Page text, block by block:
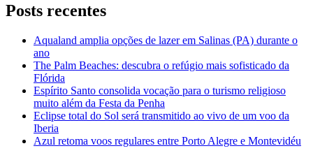
Posts recentes
Aqualand amplia opções de lazer em Salinas (PA) durante o
ano
The Palm Beaches: descubra o refúgio mais sofisticado da
Flórida
Espírito Santo consolida vocação para o turismo religioso
muito além da Festa da Penha
Eclipse total do Sol será transmitido ao vivo de um voo da
Iberia
Azul retoma voos regulares entre Porto Alegre e Montevidéu